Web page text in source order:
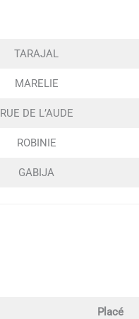
TARAJAL
MARELIE
RUE DE L’AUDE
ROBINIE
GABIJA
Placé